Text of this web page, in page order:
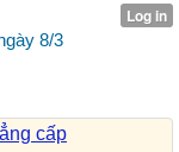
8/3
cấp